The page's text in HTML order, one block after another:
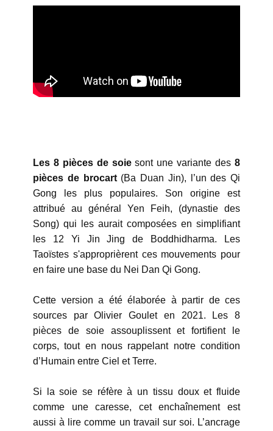
Les 8 pièces de soiesont une variante des8
pièces de brocart(Ba Duan Jin), l’un des Qi
Gong les plus populaires. Son origine est
attribué au général Yen Feih, (dynastie des
Song) qui les aurait composées en simplifiant
les 12 Yi Jin Jing de Boddhidharma. Les
Taoïstes s'approprièrent ces mouvements pour
en faire une base du Nei Dan Qi Gong.
Cette version a été élaborée à partir de ces
sources par Olivier Goulet en 2021. Les 8
pièces de soie assouplissent et fortifient le
corps, tout en nous rappelant notre condition
d’Humain entre Ciel et Terre.
Si la soie se réfère à un tissu doux et fluide
comme une caresse, cet enchaînement est
aussi à lire comme un travail sur soi. L’ancrage